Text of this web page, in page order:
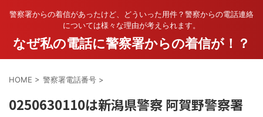
警察署からの着信があったけど、どういった用件？警察からの電話連絡
については様々な理由が考えられます。
なぜ私の電話に警察署からの着信が！？
HOME > 警察署電話番号 >
0250630110は新潟県警察 阿賀野警察署